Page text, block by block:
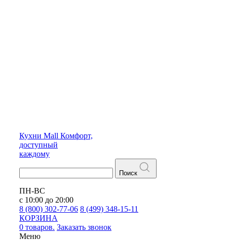
Кухни Mall Комфорт,
доступный
каждому
Поиск
ПН-ВС
с 10:00 до 20:00
8 (800) 302-77-06 8 (499) 348-15-11
КОРЗИНА
0 товаров. Заказать звонок
Меню